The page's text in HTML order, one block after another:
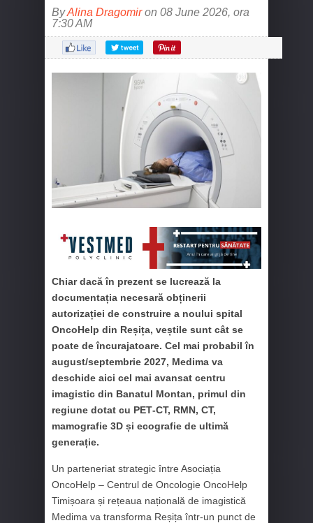
ByAlina Dragomiron 08 June 2026, ora
7:30 AM
Chiar dacă în prezent se lucrează la
documentația necesară obținerii
autorizației de construire a noului spital
OncoHelp din Reșița, veștile sunt cât se
poate de încurajatoare. Cel mai probabil în
august/septembrie 2027, Medima va
deschide aici cel mai avansat centru
imagistic din Banatul Montan, primul din
regiune dotat cu PET‑CT, RMN, CT,
mamografie 3D și ecografie de ultimă
generație.
Un parteneriat strategic între Asociația
OncoHelp – Centrul de Oncologie OncoHelp
Timișoara și rețeaua națională de imagistică
Medima va transforma Reșița într-un punct de